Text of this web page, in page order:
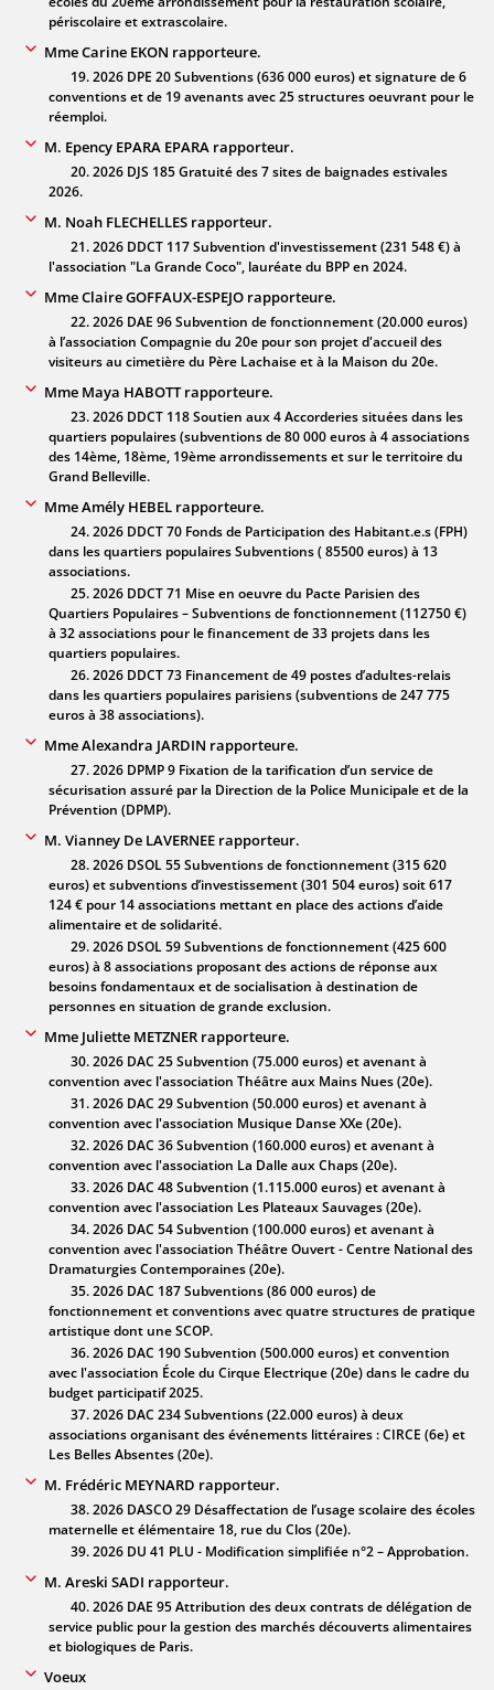
périscolaire et extrascolaire.
Mme Carine EKON rapporteure.
19. 2026 DPE 20 Subventions (636 000 euros) et signature de 6
conventions et de 19 avenants avec 25 structures oeuvrant pour le
réemploi.
M. Epency EPARA EPARA rapporteur.
20. 2026 DJS 185 Gratuité des 7 sites de baignades estivales
2026.
M. Noah FLECHELLES rapporteur.
21. 2026 DDCT 117 Subvention d'investissement (231 548 €) à
l'association "La Grande Coco", lauréate du BPP en 2024.
Mme Claire GOFFAUX-ESPEJO rapporteure.
22. 2026 DAE 96 Subvention de fonctionnement (20.000 euros)
à l’association Compagnie du 20e pour son projet d'accueil des
visiteurs au cimetière du Père Lachaise et à la Maison du 20e.
Mme Maya HABOTT rapporteure.
23. 2026 DDCT 118 Soutien aux 4 Accorderies situées dans les
quartiers populaires (subventions de 80 000 euros à 4 associations
des 14ème, 18ème, 19ème arrondissements et sur le territoire du
Grand Belleville.
Mme Amély HEBEL rapporteure.
24. 2026 DDCT 70 Fonds de Participation des Habitant.e.s (FPH)
dans les quartiers populaires Subventions ( 85500 euros) à 13
associations.
25. 2026 DDCT 71 Mise en oeuvre du Pacte Parisien des
Quartiers Populaires – Subventions de fonctionnement (112750 €)
à 32 associations pour le financement de 33 projets dans les
quartiers populaires.
26. 2026 DDCT 73 Financement de 49 postes d’adultes-relais
dans les quartiers populaires parisiens (subventions de 247 775
euros à 38 associations).
Mme Alexandra JARDIN rapporteure.
27. 2026 DPMP 9 Fixation de la tarification d’un service de
sécurisation assuré par la Direction de la Police Municipale et de la
Prévention (DPMP).
M. Vianney De LAVERNEE rapporteur.
28. 2026 DSOL 55 Subventions de fonctionnement (315 620
euros) et subventions d’investissement (301 504 euros) soit 617
124 € pour 14 associations mettant en place des actions d’aide
alimentaire et de solidarité.
29. 2026 DSOL 59 Subventions de fonctionnement (425 600
euros) à 8 associations proposant des actions de réponse aux
besoins fondamentaux et de socialisation à destination de
personnes en situation de grande exclusion.
Mme Juliette METZNER rapporteure.
30. 2026 DAC 25 Subvention (75.000 euros) et avenant à
convention avec l'association Théâtre aux Mains Nues (20e).
31. 2026 DAC 29 Subvention (50.000 euros) et avenant à
convention avec l'association Musique Danse XXe (20e).
32. 2026 DAC 36 Subvention (160.000 euros) et avenant à
convention avec l'association La Dalle aux Chaps (20e).
33. 2026 DAC 48 Subvention (1.115.000 euros) et avenant à
convention avec l'association Les Plateaux Sauvages (20e).
34. 2026 DAC 54 Subvention (100.000 euros) et avenant à
convention avec l'association Théâtre Ouvert - Centre National des
Dramaturgies Contemporaines (20e).
35. 2026 DAC 187 Subventions (86 000 euros) de
fonctionnement et conventions avec quatre structures de pratique
artistique dont une SCOP.
36. 2026 DAC 190 Subvention (500.000 euros) et convention
avec l'association École du Cirque Electrique (20e) dans le cadre du
budget participatif 2025.
37. 2026 DAC 234 Subventions (22.000 euros) à deux
associations organisant des événements littéraires : CIRCE (6e) et
Les Belles Absentes (20e).
M. Frédéric MEYNARD rapporteur.
38. 2026 DASCO 29 Désaffectation de l’usage scolaire des écoles
maternelle et élémentaire 18, rue du Clos (20e).
39. 2026 DU 41 PLU - Modification simplifiée n°2 – Approbation.
M. Areski SADI rapporteur.
40. 2026 DAE 95 Attribution des deux contrats de délégation de
service public pour la gestion des marchés découverts alimentaires
et biologiques de Paris.
Voeux